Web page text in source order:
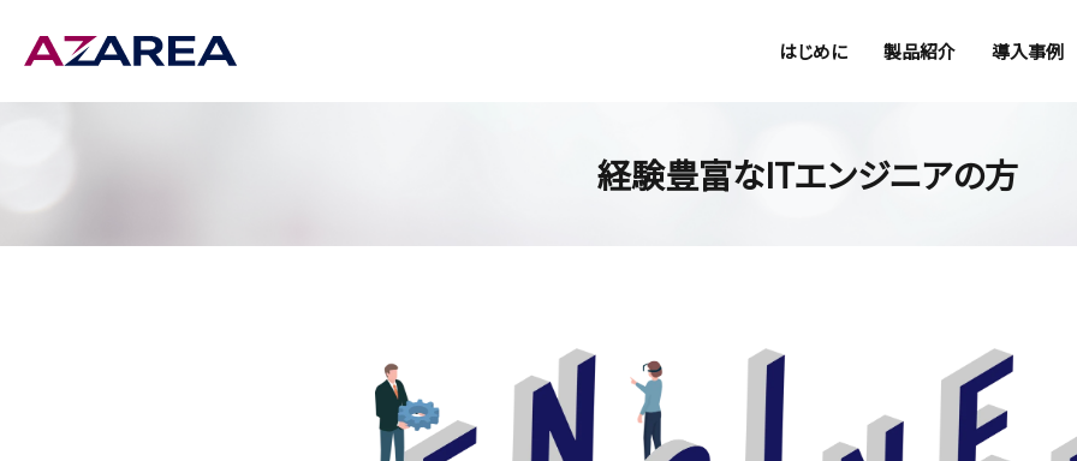
はじめに 製品紹介 導入事例
経験豊富なITエンジニアの方